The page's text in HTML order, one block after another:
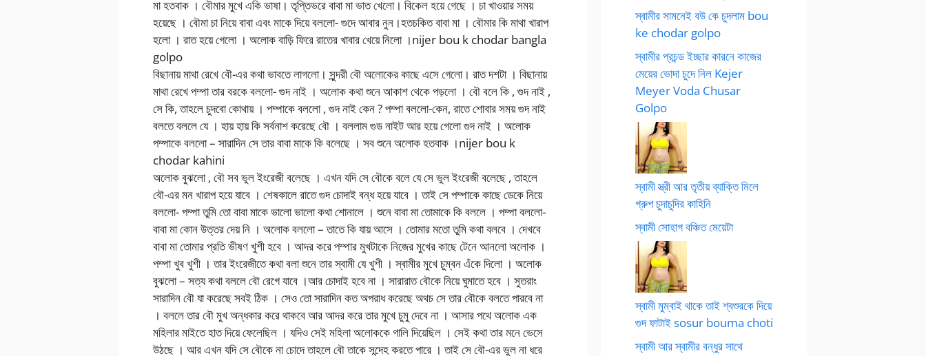
মা হতবাক । বৌমার মুখে একি ভাষা। তৃপ্তিভরে বাবা মা ভাত খেলো। বিকেল হয়ে গেছে । চা খাওয়ার সময়
হয়েছে । বৌমা চা নিয়ে বাবা এবং মাকে দিয়ে বললো- গুদে আবার নুন।হতচকিত বাবা মা । বৌমার কি মাথা খারাপ
হলো । রাত হয়ে গেলো । অলোক বাড়ি ফিরে রাতের খাবার খেয়ে নিলো ।nijer bou k chodar bangla
golpo
বিছানায় মাথা রেখে বৌ-এর কথা ভাবতে লাগলো। সুন্দরী বৌ অলোকের কাছে এসে গেলো। রাত দশটা । বিছানায়
মাথা রেখে পম্পা তার বরকে বললো- গুদ নাই । অলোক কথা শুনে আকাশ থেকে পড়লো । বৌ বলে কি , গুদ নাই ,
সে কি, তাহলে চুদবো কোথায় । পম্পাকে বললো , গুদ নাই কেন ? পম্পা বললো-কেন, রাতে শোবার সময় গুদ নাই
বলতে বললে যে । হায় হায় কি সর্বনাশ করেছে বৌ । বললাম গুড নাইট আর হয়ে গেলো গুদ নাই । অলোক
পম্পাকে বললো – সারাদিন সে তার বাবা মাকে কি বলেছে । সব শুনে অলোক হতবাক ।nijer bou k
chodar kahini
অলোক বুঝলো , বৌ সব ভুল ইংরেজী বলেছে । এখন যদি সে বৌকে বলে যে সে ভুল ইংরেজী বলেছে , তাহলে
বৌ-এর মন খারাপ হয়ে যাবে । শেষকালে রাতে গুদ চোদাই বন্ধ হয়ে যাবে । তাই সে পম্পাকে কাছে ডেকে নিয়ে
বললো- পম্পা তুমি তো বাবা মাকে ভালো ভালো কথা শোনালে । শুনে বাবা মা তোমাকে কি বললে । পম্পা বললো-
বাবা মা কোন উত্তর দেয় নি । অলোক বললো – তাতে কি যায় আসে । তোমার মতো তুমি কথা বলবে । দেখবে
বাবা মা তোমার প্রতি ভীষণ খুশী হবে । আদর করে পম্পার মুখটাকে নিজের মুখের কাছে টেনে আনলো অলোক ।
পম্পা খুব খুশী । তার ইংরেজীতে কথা বলা শুনে তার স্বামী যে খুশী । স্বামীর মুখে চুম্বন এঁকে দিলো । অলোক
বুঝলো – সত্য কথা বললে বৌ রেগে যাবে ।আর চোদাই হবে না । সারারাত বৌকে নিয়ে ঘুমাতে হবে । সুতরাং
সারাদিন বৌ যা করেছে সবই ঠিক । সেও তো সারাদিন কত অপরাধ করেছে অথচ সে তার বৌকে বলতে পারবে না
। বললে তার বৌ মুখ অন্ধকার করে থাকবে আর আদর করে তার মুখে চুমু দেবে না । আসার পথে অলোক এক
মহিলার মাইতে হাত দিয়ে ফেলেছিল । যদিও সেই মহিলা অলোককে গালি দিয়েছিল । সেই কথা তার মনে ভেসে
উঠছে । আর এখন যদি সে বৌকে না চোদে তাহলে বৌ তাকে সন্দেহ করতে পারে । তাই সে বৌ-এর ভুল না ধরে
স্বামীর সামনেই বউ কে চুদলাম bou
ke chodar golpo
স্বামীর প্রচন্ড ইচ্ছার কারনে কাজের
মেয়ের ভোদা চুদে নিল Kejer
Meyer Voda Chusar
Golpo
স্বামী স্ত্রী আর তৃতীয় ব্যাক্তি মিলে
গ্রুপ চুদাচুদির কাহিনি
স্বামী সোহাগ বঞ্চিত মেয়েটা
স্বামী মুম্বাই থাকে তাই শ্বশুরকে দিয়ে
গুদ ফাটাই sosur bouma choti
স্বামী আর স্বামীর বন্ধুর সাথে